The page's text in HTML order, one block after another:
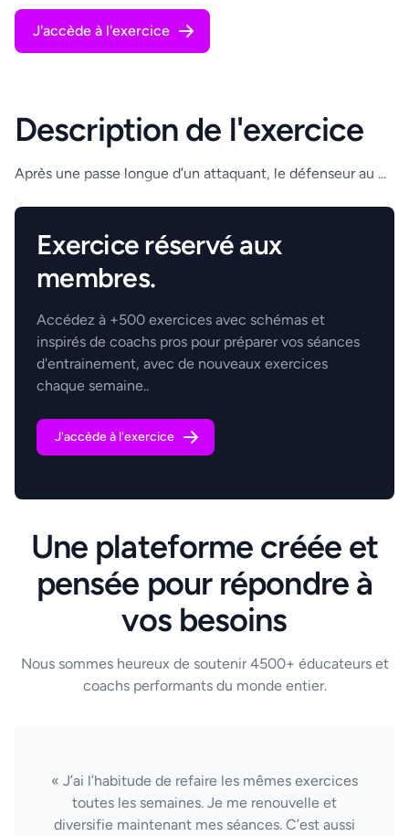
J'accède à l'exercice
Description de l'exercice
Après une passe longue d’un attaquant, le défenseur au ...
.
Exercice réservé aux
membres.
Accédez à +500 exercices avec schémas et
inspirés de coachs pros pour préparer vos séances
d'entrainement, avec de nouveaux exercices
chaque semaine..
J'accède à l'exercice
Une plateforme créée et
pensée pour répondre à
vos besoins
Nous sommes heureux de soutenir 4500+ éducateurs et
coachs performants du monde entier.
« J’ai l’habitude de refaire les mêmes exercices
toutes les semaines. Je me renouvelle et
diversifie maintenant mes séances. C’est aussi